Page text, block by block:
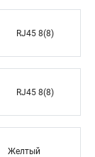
RJ45 8(8)
RJ45 8(8)
Желтый